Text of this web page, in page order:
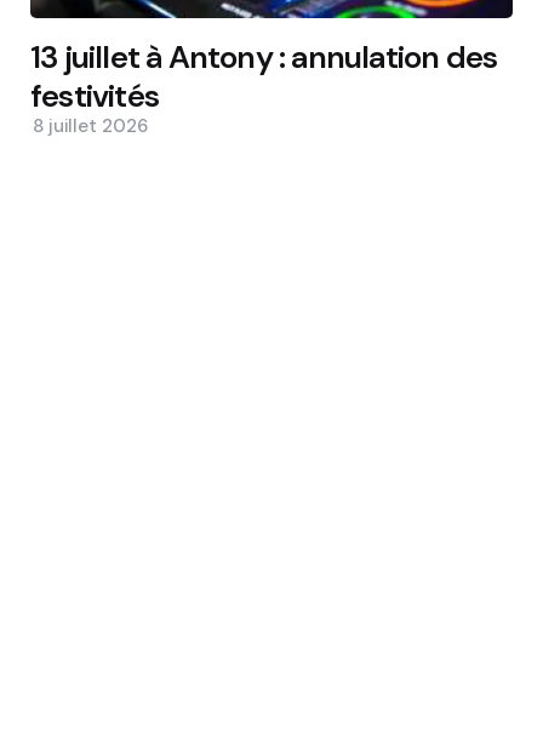
13 juillet à Antony : annulation des
festivités
8 juillet 2026